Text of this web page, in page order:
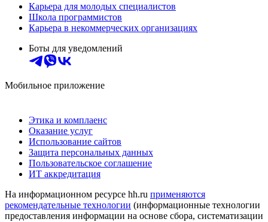
Карьера для молодых специалистов
Школа программистов
Карьера в некоммерческих организациях
Боты для уведомлений
Мобильное приложение
Этика и комплаенс
Оказание услуг
Использование сайтов
Защита персональных данных
Пользовательское соглашение
ИТ аккредитация
На информационном ресурсе hh.ru применяются
рекомендательные технологии (информационные технологии
предоставления информации на основе сбора, систематизации